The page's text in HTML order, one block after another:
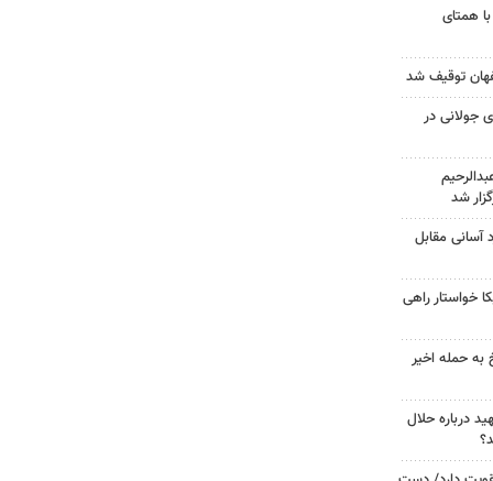
همتای
جولانی در
شد
آسانی مقابل
خواستار راهی
به حمله اخیر
درباره حلال